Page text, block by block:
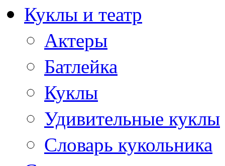
Куклы и театр
Актеры
Батлейка
Куклы
Удивительные куклы
Словарь кукольника